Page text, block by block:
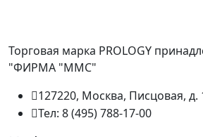
Торговая марка PROLOGY
"ФИРМА "ММС"
127220, Москва, Писцовая, д.
Тел: 8 (495) 788-17-00